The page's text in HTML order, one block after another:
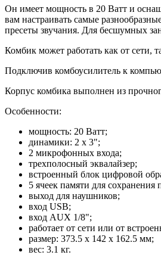
Он имеет мощность в 20 Ватт и
вам настраивать самые
пресеты звучания. Для бесшумных
Комбик может работать как от сети,
Подключив комбоусилитель к
Корпус комбика выполнен из
Особенности:
мощность: 20 Ватт;
динамики: 2 х 3";
2 микрофонных входа;
трехполосный эквалайзер;
встроенный блок цифровой
5 ячеек памяти для сохранения
выход для наушников;
вход USB;
вход AUX 1/8";
работает от сети или от
размер: 373.5 х 142 х 162.5 мм;
вес: 3.1 кг.